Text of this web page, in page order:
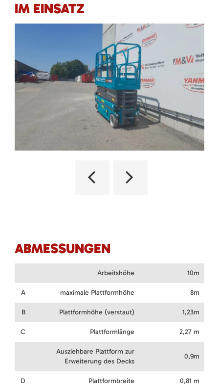
IM EINSATZ
ABMESSUNGEN
Arbeitshöhe 10m
A maximale Plattformhöhe 8m
B Plattformhöhe (verstaut) 1,23m
C Plattformlänge 2,27 m
Ausziehbare Plattform zur
Erweiterung des Decks
0,9m
D Plattformbreite 0,81 m